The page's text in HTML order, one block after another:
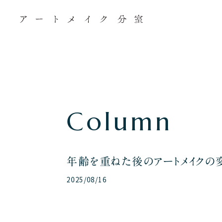
Column
年齢を重ねた後のアートメイクの
2025/08/16